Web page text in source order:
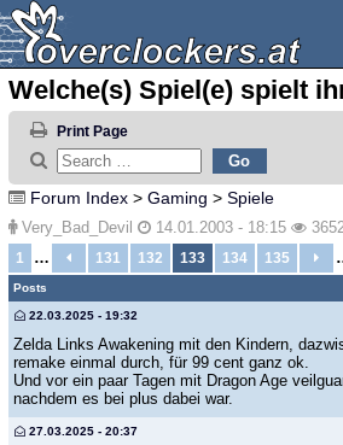
Welche(s) Spiel(e) spielt
Print Page
Forum Index > Gaming > Spiele
Very_Bad_Devil 14.01.2003 - 18:15
1 … 131 132 133 134 135
Posts
22.03.2025 - 19:32
Zelda Links Awakening mit den Kindern,
remake einmal durch, für 99 cent ganz ok.
Und vor ein paar Tagen mit Dragon Age
nachdem es bei plus dabei war.
27.03.2025 - 20:37